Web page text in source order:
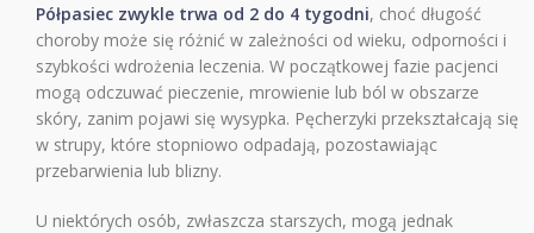
Półpasiec zwykle trwa od 2 do 4 tygodni, choć długość
choroby może się różnić w zależności od wieku, odporności i
szybkości wdrożenia leczenia. W początkowej fazie pacjenci
mogą odczuwać pieczenie, mrowienie lub ból w obszarze
skóry, zanim pojawi się wysypka. Pęcherzyki przekształcają się
w strupy, które stopniowo odpadają, pozostawiając
przebarwienia lub blizny.
U niektórych osób, zwłaszcza starszych, mogą jednak